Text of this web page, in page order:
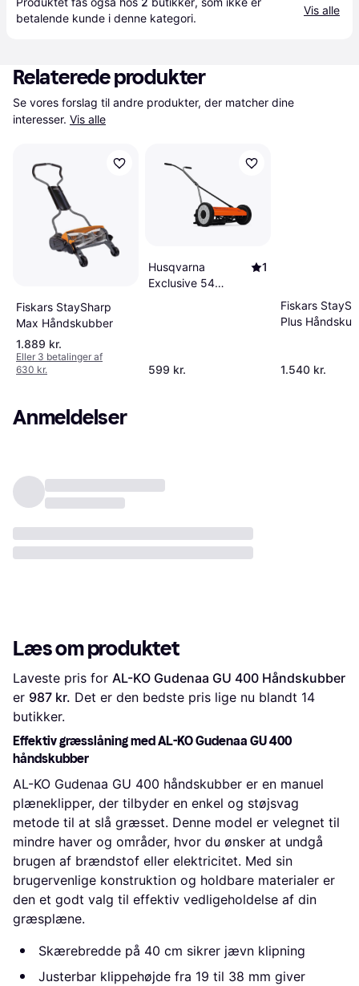
betalende kunde i denne kategori.
Vis alle
Relaterede produkter
Se vores forslag til andre produkter, der matcher dine
interesser. Vis alle
Fiskars StaySharp
Max Håndskubber
1.889 kr.
Eller 3 betalinger af
630 kr.
Husqvarna
Exclusive 54
1
599 kr.
Fiskars
Plus
1.540 kr.
Anmeldelser
Læs om produktet
Laveste pris for AL-KO Gudenaa GU 400 Håndskubber
er 987 kr. Det er den bedste pris lige nu blandt 14
butikker.
Effektiv græsslåning med AL-KO Gudenaa GU 400
håndskubber
AL-KO Gudenaa GU 400 håndskubber er en manuel
plæneklipper, der tilbyder en enkel og støjsvag
metode til at slå græsset. Denne model er velegnet til
mindre haver og områder, hvor du ønsker at undgå
brugen af brændstof eller elektricitet. Med sin
brugervenlige konstruktion og holdbare materialer er
den et godt valg til effektiv vedligeholdelse af din
græsplæne.
Skærebredde på 40 cm sikrer jævn klipning
Justerbar klippehøjde fra 19 til 38 mm giver